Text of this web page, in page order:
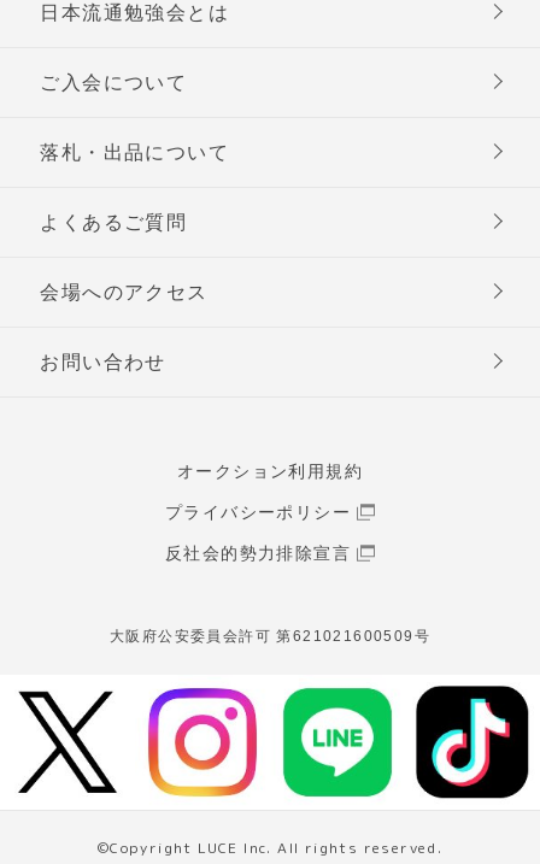
日本流通勉強会とは
ご入会について
落札・出品について
よくあるご質問
会場へのアクセス
お問い合わせ
オークション利用規約
プライバシーポリシー
反社会的勢力排除宣言
大阪府公安委員会許可 第621021600509号
©Copyright LUCE Inc. All rights reserved.